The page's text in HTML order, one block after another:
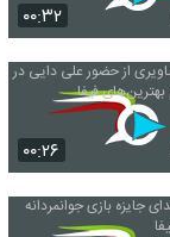
۰۰:۳۲
۰۰:۲۶